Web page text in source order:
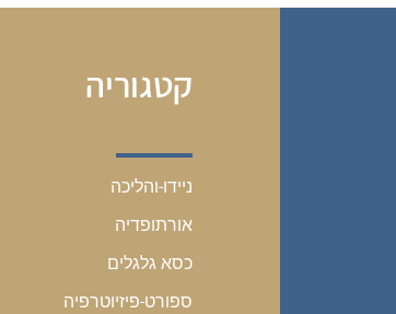
קטגוריה
ניידו-והליכה
אורתופדיה
כסא גלגלים
ספורט-פיזיוטרפיה